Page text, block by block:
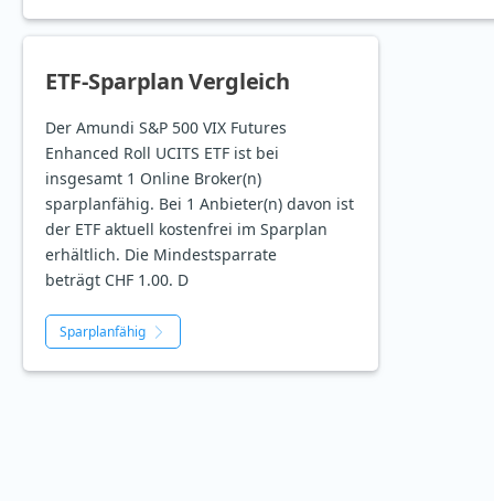
ETF-Sparplan Vergleich
Der Amundi S&P 500 VIX Futures
Enhanced Roll UCITS ETF ist bei
insgesamt 1 Online Broker(n)
sparplanfähig. Bei 1 Anbieter(n) davon ist
der ETF aktuell kostenfrei im Sparplan
erhältlich. Die Mindestsparrate
beträgt CHF 1.00. D
Sparplanfähig